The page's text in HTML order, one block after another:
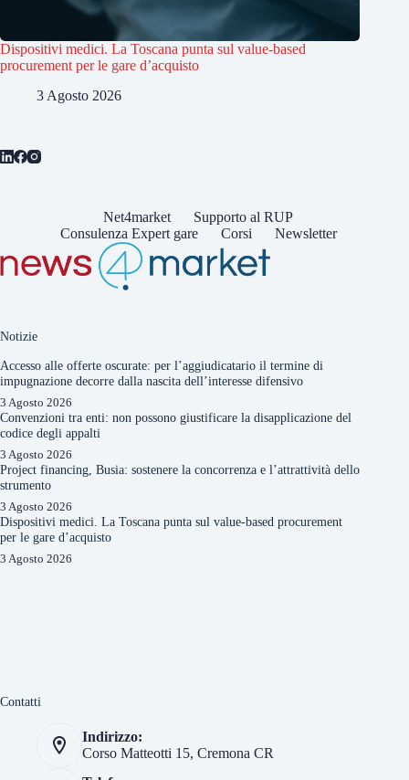
Dispositivi medici. La Toscana punta sul value-based
procurement per le gare d’acquisto
3 Agosto 2026
Net4market
Supporto al RUP
Consulenza Expert gare
Corsi Newsletter
Notizie
Accesso alle offerte oscurate: per l’aggiudicatario il termine di
impugnazione decorre dalla nascita dell’interesse difensivo
3 Agosto 2026
Convenzioni tra enti: non possono giustificare la disapplicazione del
codice degli appalti
3 Agosto 2026
Project financing, Busia: sostenere la concorrenza e l’attrattività dello
strumento
3 Agosto 2026
Dispositivi medici. La Toscana punta sul value-based procurement
per le gare d’acquisto
3 Agosto 2026
Contatti
Indirizzo:
Corso Matteotti 15, Cremona CR